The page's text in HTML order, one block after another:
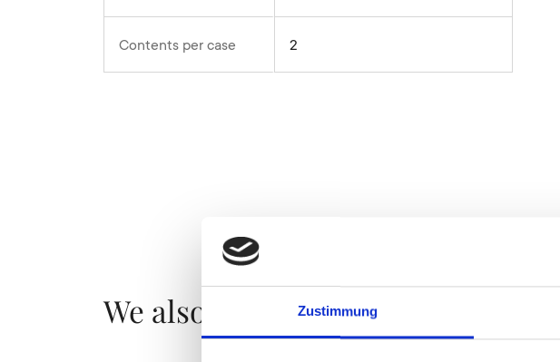
Zustimmung
Contents per case 2
We also recommend